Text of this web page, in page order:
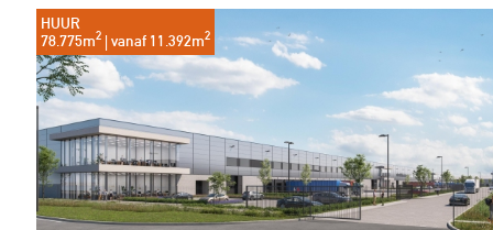
HUUR
78.775m2 | vanaf 11.392m2